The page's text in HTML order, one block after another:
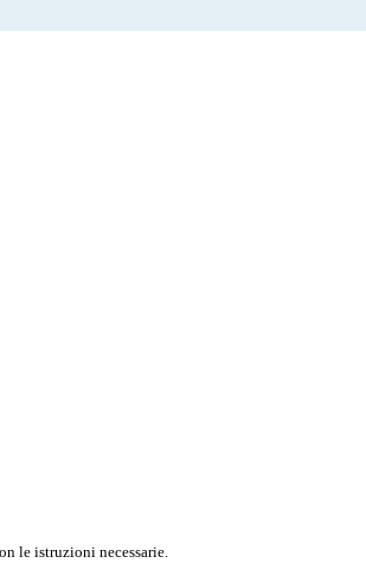
le istruzioni necessarie.